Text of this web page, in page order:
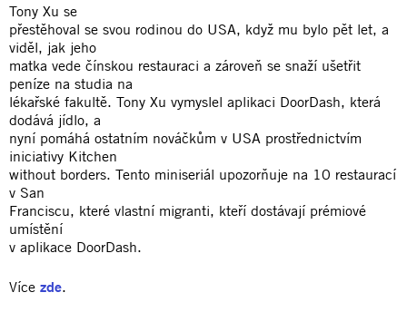
Tony Xu se
přestěhoval se svou rodinou do USA, když mu bylo pět let, a
viděl, jak jeho
matka vede čínskou restauraci a zároveň se snaží ušetřit
peníze na studia na
lékařské fakultě. Tony Xu vymyslel aplikaci DoorDash, která
dodává jídlo, a
nyní pomáhá ostatním nováčkům v USA prostřednictvím
iniciativy Kitchen
without borders. Tento miniseriál upozorňuje na 10 restaurací
v San
Franciscu, které vlastní migranti, kteří dostávají prémiové
umístění
v aplikace DoorDash.
Více zde.